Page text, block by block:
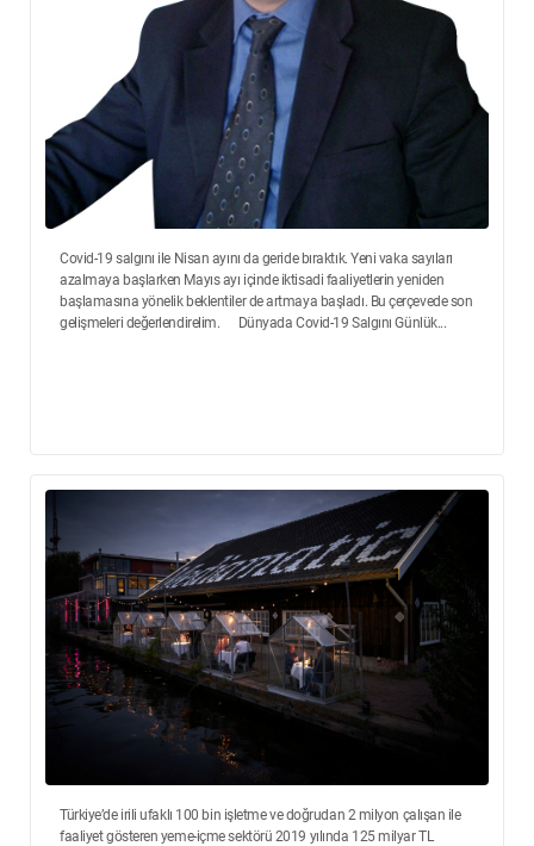
Covid-19 salgını ile Nisan ayını da geride bıraktık. Yeni vaka sayıları
azalmaya başlarken Mayıs ayı içinde iktisadi faaliyetlerin yeniden
başlamasına yönelik beklentiler de artmaya başladı. Bu çerçevede son
gelişmeleri değerlendirelim. Dünyada Covid-19 Salgını Günlük...
Türkiye’de irili ufaklı 100 bin işletme ve doğrudan 2 milyon çalışan ile
faaliyet gösteren yeme-içme sektörü 2019 yılında 125 milyar TL